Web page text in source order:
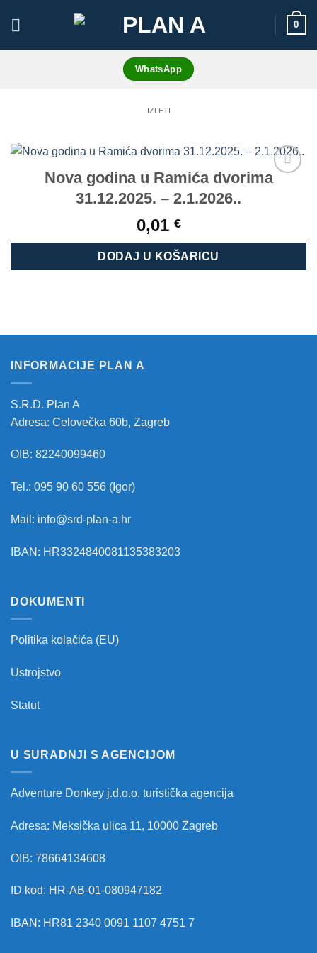
0
WhatsApp
IZLETI
Add to
Nova godina u Ramića dvorima
31.12.2025. – 2.1.2026..
0,01 €
DODAJ U KOŠARICU
INFORMACIJE PLAN A
S.R.D. Plan A
Adresa: Celovečka 60b, Zagreb
OIB: 82240099460
Tel.: 095 90 60 556 (Igor)
Mail: info@srd-plan-a.hr
IBAN: HR3324840081135383203
DOKUMENTI
Politika kolačića (EU)
Ustrojstvo
Statut
U SURADNJI S AGENCIJOM
Adventure Donkey j.d.o.o. turistička agencija
Adresa: Meksička ulica 11, 10000 Zagreb
OIB: 78664134608
ID kod: HR-AB-01-080947182
IBAN: HR81 2340 0091 1107 4751 7